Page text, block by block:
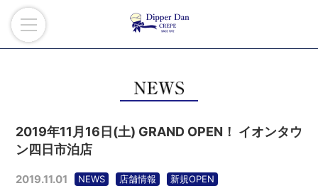
2019年11月16日(土) GRAND OPEN！ イオンタウ
ン四日市泊店
2019.11.01 NEWS 店舗情報 新規OPEN